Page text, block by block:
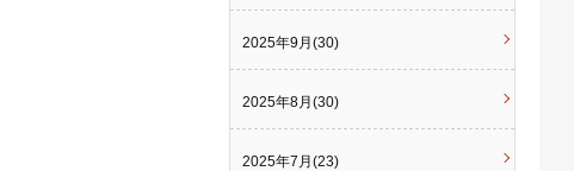
2025年9月(30)
2025年8月(30)
2025年7月(23)